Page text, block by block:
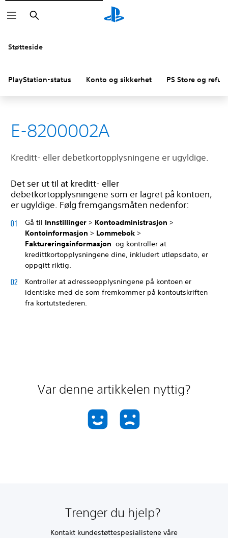
Søk
Støtteside
PlayStation-status Konto og sikkerhet PS Store og
E-8200002A
Kreditt- eller debetkortopplysningene er ugyldige.
Det ser ut til at kreditt- eller
debetkortopplysningene som er lagret på kontoen,
er ugyldige. Følg fremgangsmåten nedenfor:
Gå til Innstillinger > Kontoadministrasjon >
Kontoinformasjon > Lommebok >
Faktureringsinformasjon og kontroller at
kredittkortopplysningene dine, inkludert utløpsdato, er
oppgitt riktig.
Kontroller at adresseopplysningene på kontoen er
identiske med de som fremkommer på kontoutskriften
fra kortutstederen.
Var denne artikkelen nyttig?
Trenger du hjelp?
Kontakt kundestøttespesialistene våre